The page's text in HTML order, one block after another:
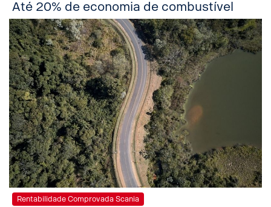
Até 20% de economia de combustível
Rentabilidade Comprovada Scania